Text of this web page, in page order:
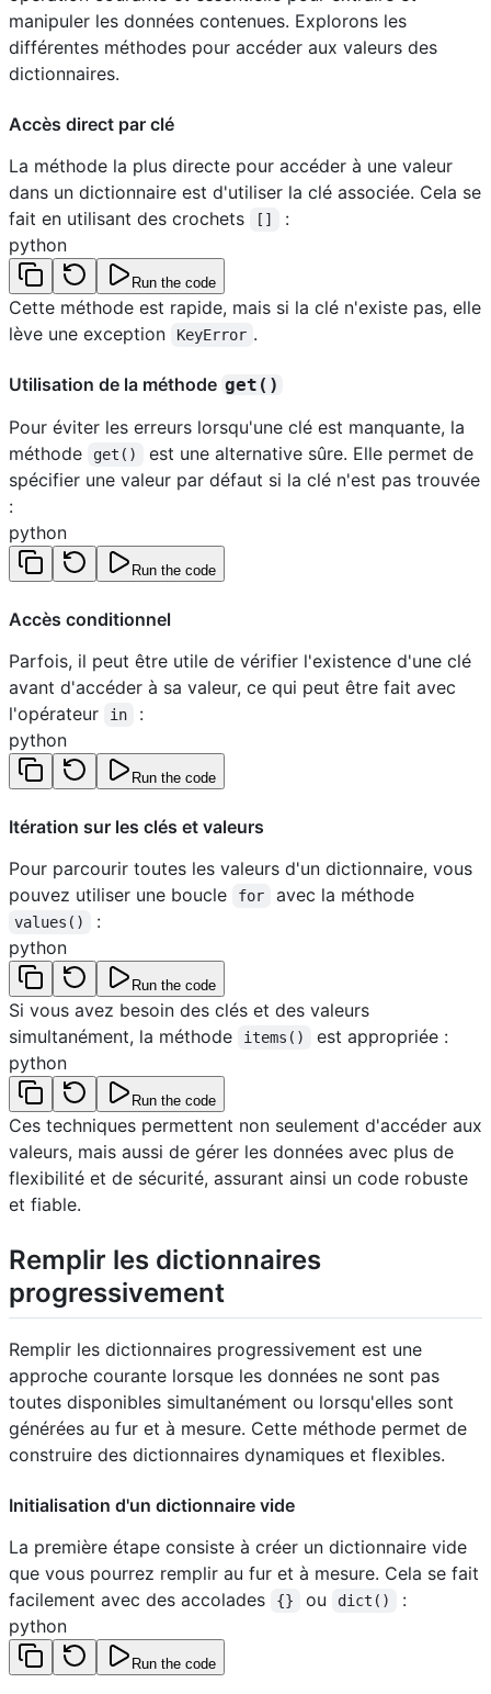
manipuler les données contenues. Explorons les
différentes méthodes pour accéder aux valeurs des
dictionnaires.
Accès direct par clé
La méthode la plus directe pour accéder à une valeur
dans un dictionnaire est d'utiliser la clé associée. Cela se
fait en utilisant des crochets
[]
:
python
Run the code
Cette méthode est rapide, mais si la clé n'existe pas, elle
lève une exception
KeyError .
Utilisation de la méthode get()
Pour éviter les erreurs lorsqu'une clé est manquante, la
méthode
get()
est une alternative sûre. Elle permet de
spécifier une valeur par défaut si la clé n'est pas trouvée
:
python
Run the code
Accès conditionnel
Parfois, il peut être utile de vérifier l'existence d'une clé
avant d'accéder à sa valeur, ce qui peut être fait avec
l'opérateur
in
:
python
Run the code
Itération sur les clés et valeurs
Pour parcourir toutes les valeurs d'un dictionnaire, vous
pouvez utiliser une boucle
for avec la méthode
values()
:
python
Run the code
Si vous avez besoin des clés et des valeurs
simultanément, la méthode
items()
est appropriée :
python
Run the code
Ces techniques permettent non seulement d'accéder aux
valeurs, mais aussi de gérer les données avec plus de
flexibilité et de sécurité, assurant ainsi un code robuste
et fiable.
Remplir les dictionnaires
progressivement
Remplir les dictionnaires progressivement est une
approche courante lorsque les données ne sont pas
toutes disponibles simultanément ou lorsqu'elles sont
générées au fur et à mesure. Cette méthode permet de
construire des dictionnaires dynamiques et flexibles.
Initialisation d'un dictionnaire vide
La première étape consiste à créer un dictionnaire vide
que vous pourrez remplir au fur et à mesure. Cela se fait
facilement avec des accolades
{} ou dict()
:
python
Run the code